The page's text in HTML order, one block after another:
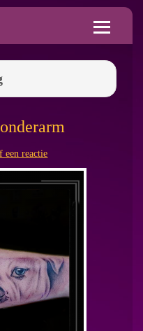
een reactie